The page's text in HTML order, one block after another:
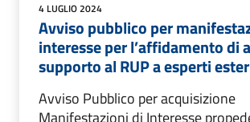
4 LUGLIO 2024
Avviso pubblico per
interesse per l’affidamento di
supporto al RUP a esperti
Avviso Pubblico per acquisizione
Manifestazioni di Interesse